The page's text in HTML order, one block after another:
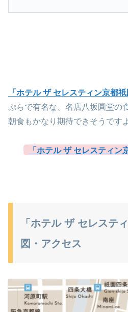
「ホテル ザ セレスティン京都
ぷらで有名な、名店八坂圓堂の
朝食もかなり期待できそうです
「ホテル ザ セレスティ
「ホテル ザ セレステ
図・アクセス